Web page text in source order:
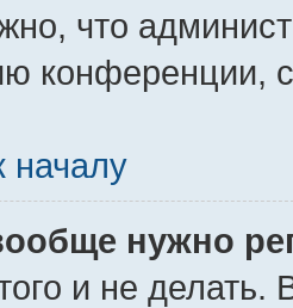
что
конференции,
началу
нужно
и не делать.